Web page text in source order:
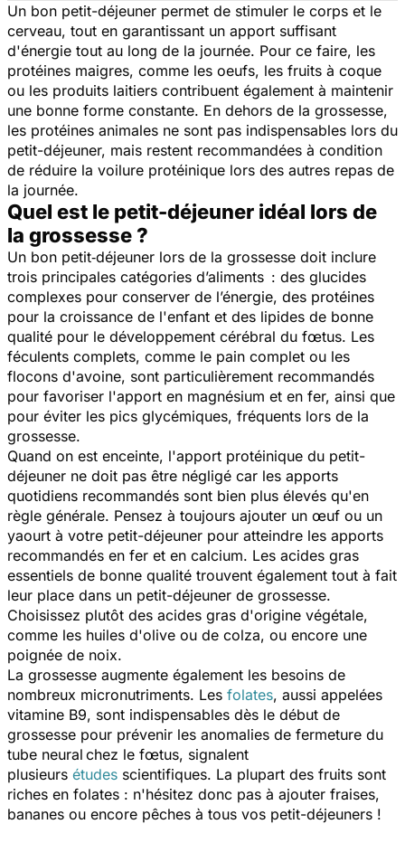
Un bon petit-déjeuner permet de stimuler le corps et le
cerveau, tout en garantissant un apport suffisant
d'énergie tout au long de la journée. Pour ce faire, les
protéines maigres, comme les oeufs, les fruits à coque
ou les produits laitiers contribuent également à maintenir
une bonne forme constante. En dehors de la grossesse,
les protéines animales ne sont pas indispensables lors du
petit-déjeuner, mais restent recommandées à condition
de réduire la voilure protéinique lors des autres repas de
la journée.
Quel est le petit-déjeuner idéal lors de
la grossesse ?
Un bon petit‑déjeuner lors de la grossesse doit inclure
trois principales catégories d’aliments : des glucides
complexes pour conserver de l’énergie, des protéines
pour la croissance de l'enfant et des lipides de bonne
qualité pour le développement cérébral du fœtus. Les
féculents complets, comme le pain complet ou les
flocons d'avoine, sont particulièrement recommandés
pour favoriser l'apport en magnésium et en fer, ainsi que
pour éviter les pics glycémiques, fréquents lors de la
grossesse.
Quand on est enceinte, l'apport protéinique du petit-
déjeuner ne doit pas être négligé car les apports
quotidiens recommandés sont bien plus élevés qu'en
règle générale. Pensez à toujours ajouter un œuf ou un
yaourt à votre petit-déjeuner pour atteindre les apports
recommandés en fer et en calcium. Les acides gras
essentiels de bonne qualité trouvent également tout à fait
leur place dans un petit-déjeuner de grossesse.
Choisissez plutôt des acides gras d'origine végétale,
comme les huiles d'olive ou de colza, ou encore une
poignée de noix.
La grossesse augmente également les besoins de
nombreux micronutriments. Les folates, aussi appelées
vitamine B9, sont indispensables dès le début de
grossesse pour prévenir les anomalies de fermeture du
tube neural chez le fœtus, signalent
plusieurs études scientifiques. La plupart des fruits sont
riches en folates : n'hésitez donc pas à ajouter fraises,
bananes ou encore pêches à tous vos petit-déjeuners !